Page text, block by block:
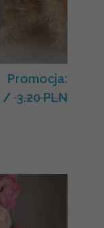
Promocja:
/ 3.20 PLN